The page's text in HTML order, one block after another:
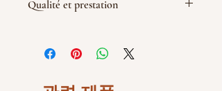
1.5 d'épaisseur
peu varier)
Qualité et prestation
les découpes sont réalisé le jour de la
commande, le délai de livraison peut
selon le type et la demande.